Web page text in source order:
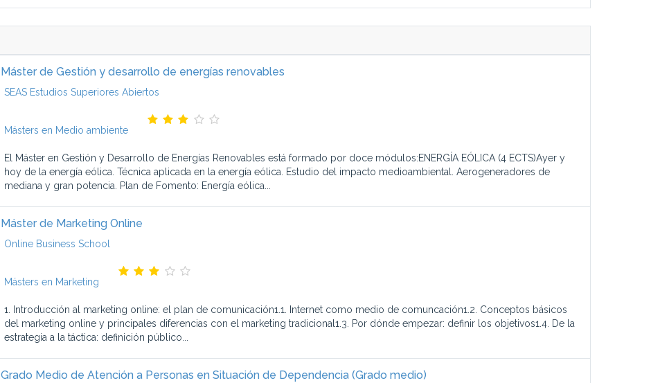
Máster de Gestión y desarrollo de energías renovables
SEAS Estudios Superiores Abiertos
Másters en Medio ambiente
El Máster en Gestión y Desarrollo de Energías Renovables está formado por doce módulos:ENERGÍA EÓLICA (4 ECTS)Ayer y
hoy de la energía eólica. Técnica aplicada en la energía eólica. Estudio del impacto medioambiental. Aerogeneradores de
mediana y gran potencia. Plan de Fomento: Energía eólica...
Máster de Marketing Online
Online Business School
Másters en Marketing
1. Introducción al marketing online: el plan de comunicación1.1. Internet como medio de comuncación1.2. Conceptos básicos
del marketing online y principales diferencias con el marketing tradicional1.3. Por dónde empezar: definir los objetivos1.4. De la
estrategia a la táctica: definición público...
Grado Medio de Atención a Personas en Situación de Dependencia (Grado medio)